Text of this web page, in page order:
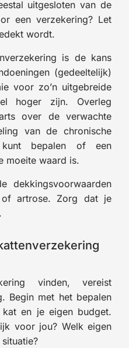
uitgesloten van de
een verzekering? Let
wordt.
is de kans
(gedeeltelijk)
voor zo’n uitgebreide
hoger zijn. Overleg
over de verwachte
van de chronische
bepalen of een
moeite waard is.
dekkingsvoorwaarden
of artrose. Zorg dat je
vinden, vereist
Begin met het bepalen
en je eigen budget.
voor jou? Welk eigen